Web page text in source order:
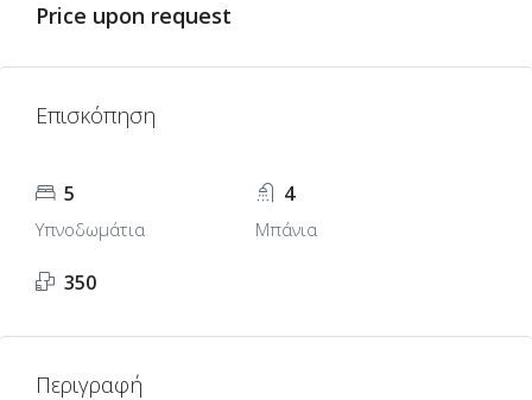
Price upon request
Επισκόπηση
5
Υπνοδωμάτια
4
Μπάνια
350
Περιγραφή